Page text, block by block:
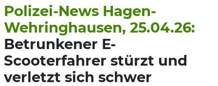
Polizei-News Hagen-
Wehringhausen, 25.04.26:
Betrunkener E-
Scooterfahrer stürzt und
verletzt sich schwer